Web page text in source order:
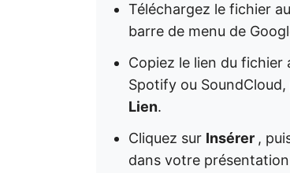
Téléchargez le fichier
barre de menu de
Copiez le lien du fichier
Spotify ou
Lien.
Cliquez sur Insérer ,
dans votre